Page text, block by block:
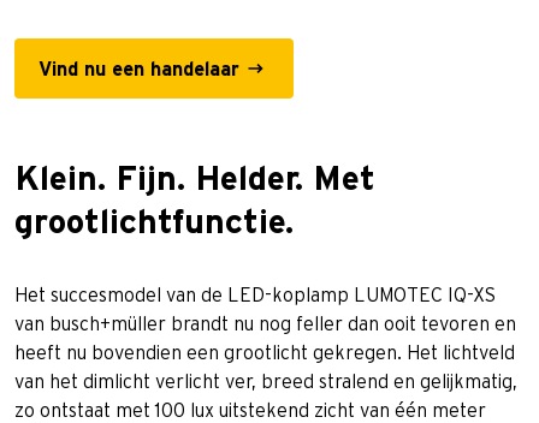
Vind nu een handelaar
Klein. Fijn. Helder. Met
grootlichtfunctie.
Het succesmodel van de LED-koplamp LUMOTEC IQ-XS
van busch+müller brandt nu nog feller dan ooit tevoren en
heeft nu bovendien een grootlicht gekregen. Het lichtveld
van het dimlicht verlicht ver, breed stralend en gelijkmatig,
zo ontstaat met 100 lux uitstekend zicht van één meter